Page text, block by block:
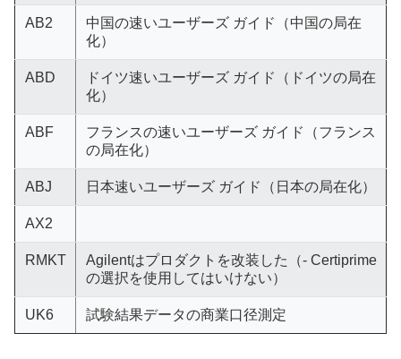
AB2
中国の速いユーザーズ ガイド（中国の局在
化）
ABD
ドイツ速いユーザーズ ガイド（ドイツの局在
化）
ABF
フランスの速いユーザーズ ガイド（フランス
の局在化）
ABJ 日本速いユーザーズ ガイド（日本の局在化）
AX2
RMKT
Agilentはプロダクトを改装した（- Certiprime
の選択を使用してはいけない）
UK6 試験結果データの商業口径測定